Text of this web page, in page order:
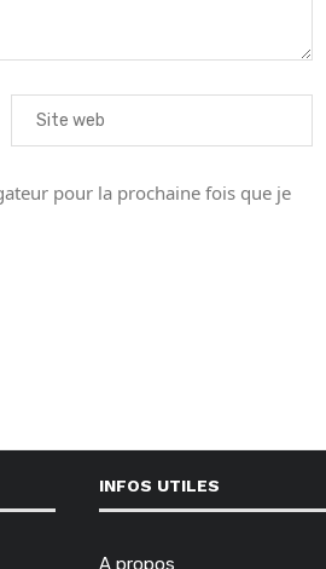
pour la prochaine fois que je
INFOS UTILES
A propos